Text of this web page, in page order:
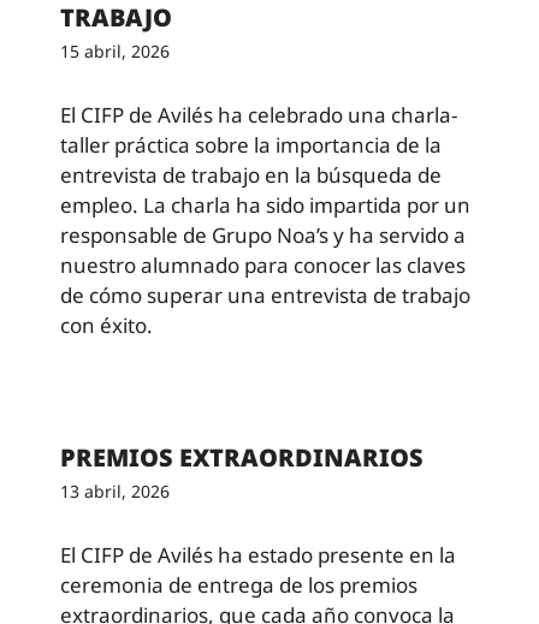
TRABAJO
15 abril, 2026
El CIFP de Avilés ha celebrado una charla-
taller práctica sobre la importancia de la
entrevista de trabajo en la búsqueda de
empleo. La charla ha sido impartida por un
responsable de Grupo Noa’s y ha servido a
nuestro alumnado para conocer las claves
de cómo superar una entrevista de trabajo
con éxito.
PREMIOS EXTRAORDINARIOS
13 abril, 2026
El CIFP de Avilés ha estado presente en la
ceremonia de entrega de los premios
extraordinarios, que cada año convoca la